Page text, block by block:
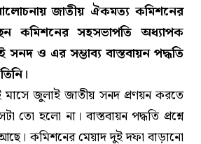
জাতীয় ঐকমত্য কমিশনের
কমিশনের সহসভাপতি অধ্যাপক
ও এর সম্ভাব্য বাস্তবায়ন পদ্ধতি
তিনি।
জুলাই জাতীয় সনদ প্রণয়ন করতে
তো হলো না। বাস্তবায়ন পদ্ধতি প্রশ্নে
কমিশনের মেয়াদ দুই দফা বাড়ানো